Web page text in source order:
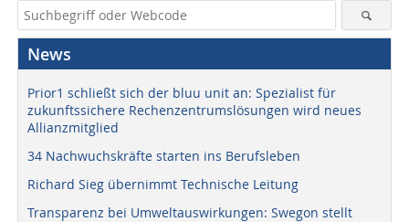
News
Prior1 schließt sich der bluu unit an: Spezialist für
zukunftssichere Rechenzentrumslösungen wird neues
Allianzmitglied
34 Nachwuchskräfte starten ins Berufsleben
Richard Sieg übernimmt Technische Leitung
Transparenz bei Umweltauswirkungen: Swegon stellt